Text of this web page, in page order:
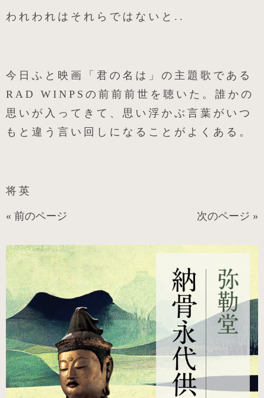
われわれはそれらではないと..
今日ふと映画「君の名は」の主題歌である
RAD WINPSの前前前世を聴いた。誰かの
思いが入ってきて、思い浮かぶ言葉がいつ
もと違う言い回しになることがよくある。
将英
« 前のページ 次のページ »